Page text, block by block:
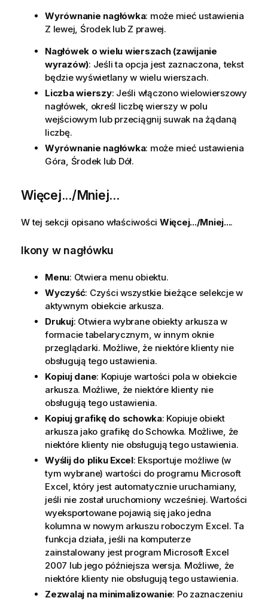
Wyrównanie nagłówka: może mieć ustawienia
Z lewej, Środek lub Z prawej.
Nagłówek o wielu wierszach (zawijanie
wyrazów): Jeśli ta opcja jest zaznaczona, tekst
będzie wyświetlany w wielu wierszach.
Liczba wierszy: Jeśli włączono wielowierszowy
nagłówek, określ liczbę wierszy w polu
wejściowym lub przeciągnij suwak na żądaną
liczbę.
Wyrównanie nagłówka: może mieć ustawienia
Góra, Środek lub Dół.
Więcej.../Mniej...
W tej sekcji opisano właściwości Więcej.../Mniej....
Ikony w nagłówku
Menu: Otwiera menu obiektu.
Wyczyść: Czyści wszystkie bieżące selekcje w
aktywnym obiekcie arkusza.
Drukuj: Otwiera wybrane obiekty arkusza w
formacie tabelarycznym, w innym oknie
przeglądarki. Możliwe, że niektóre klienty nie
obsługują tego ustawienia.
Kopiuj dane: Kopiuje wartości pola w obiekcie
arkusza. Możliwe, że niektóre klienty nie
obsługują tego ustawienia.
Kopiuj grafikę do schowka: Kopiuje obiekt
arkusza jako grafikę do Schowka. Możliwe, że
niektóre klienty nie obsługują tego ustawienia.
Wyślij do pliku Excel: Eksportuje możliwe (w
tym wybrane) wartości do programu Microsoft
Excel, który jest automatycznie uruchamiany,
jeśli nie został uruchomiony wcześniej. Wartości
wyeksportowane pojawią się jako jedna
kolumna w nowym arkuszu roboczym Excel. Ta
funkcja działa, jeśli na komputerze
zainstalowany jest program Microsoft Excel
2007 lub jego późniejsza wersja. Możliwe, że
niektóre klienty nie obsługują tego ustawienia.
Zezwalaj na minimalizowanie: Po zaznaczeniu